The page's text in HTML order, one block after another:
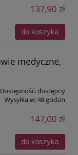
137,90 zł
do koszyka
medyczne,
Dostępność:dostępny
Wysyłka w:48 godzin
147,00 zł
do koszyka